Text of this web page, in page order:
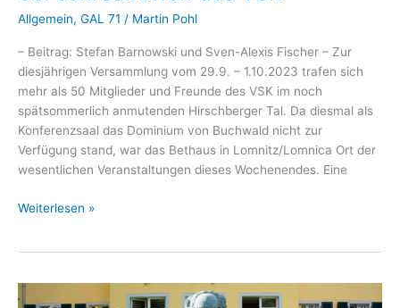
Allgemein, GAL 71 / Martin Pohl
– Beitrag: Stefan Barnowski und Sven-Alexis Fischer – Zur
diesjährigen Versammlung vom 29.9. – 1.10.2023 trafen sich
mehr als 50 Mitglieder und Freunde des VSK im noch
spätsommerlich anmutenden Hirschberger Tal. Da diesmal als
Konferenzsaal das Dominium von Buchwald nicht zur
Verfügung stand, war das Bethaus in Lomnitz/Lomnica Ort der
wesentlichen Veranstaltungen dieses Wochenendes. Eine
30.
Weiterlesen »